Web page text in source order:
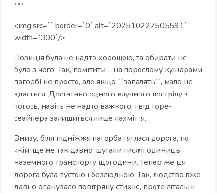
***
<img src=`` border=`0` alt=`202510227505591`
width=`300`/>
Позиція була не надто хорошою, та обирати не
було з чого. Так, помітити її на порослому кущарами
пагорбі не просто, але якщо ``запалять``, мало не
здасться. Достатньо одного влучного пострілу з
чогось, навіть не надто важкого, і від горе-
сеайпера залишиться лише лахміття.
Внизу, біля підніжжя пагорба тяглася дорога, по
якій, ще не так давно, шугали тисячі одиниць
наземного транспорту щогодини. Тепер же ця
дорога була пустою і безлюдною. Так, людство вже
давно опанувало повітряну стихію, проте літальні